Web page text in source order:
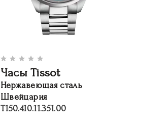
Часы Tissot
Нержавеющая сталь
Швейцария
T150.410.11.351.00